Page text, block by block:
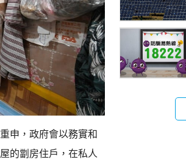
申，政府會以務實和
的劏房住戶，在私人